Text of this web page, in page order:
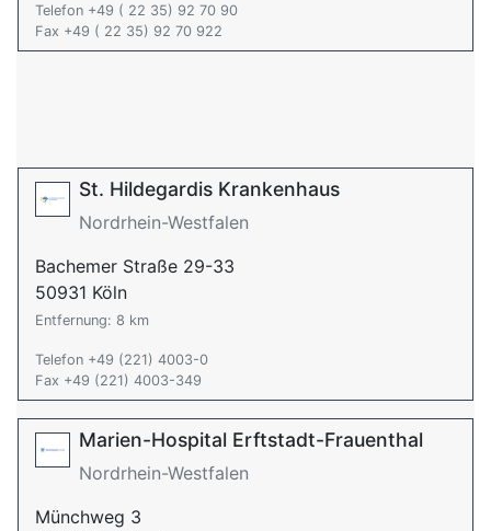
Telefon +49 ( 22 35) 92 70 90
Fax +49 ( 22 35) 92 70 922
St. Hildegardis Krankenhaus
Nordrhein-Westfalen
Bachemer Straße 29-33
50931 Köln
Entfernung: 8 km
Telefon +49 (221) 4003-0
Fax +49 (221) 4003-349
Marien-Hospital Erftstadt-Frauenthal
Nordrhein-Westfalen
Münchweg 3